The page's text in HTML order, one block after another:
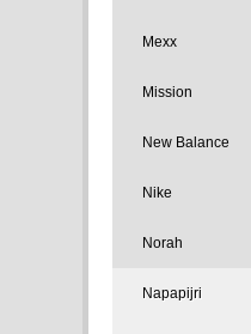
Mexx
Mission
New Balance
Nike
Norah
Napapijri